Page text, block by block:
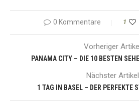
0 Kommentare 1
Vorheriger
PANAMA CITY – DIE 10 BESTEN
Nächster Artikel
1 TAG IN BASEL – DER PERFEKTE